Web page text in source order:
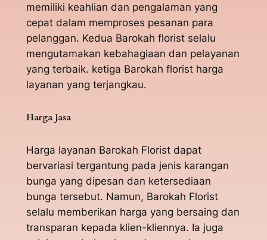
memiliki keahlian dan pengalaman yang
cepat dalam memproses pesanan para
pelanggan. Kedua Barokah florist selalu
mengutamakan kebahagiaan dan pelayanan
yang terbaik. ketiga Barokah florist harga
layanan yang terjangkau.
Harga Jasa
Harga layanan Barokah Florist dapat
bervariasi tergantung pada jenis karangan
bunga yang dipesan dan ketersediaan
bunga tersebut. Namun, Barokah Florist
selalu memberikan harga yang bersaing dan
transparan kepada klien-kliennya. Ia juga